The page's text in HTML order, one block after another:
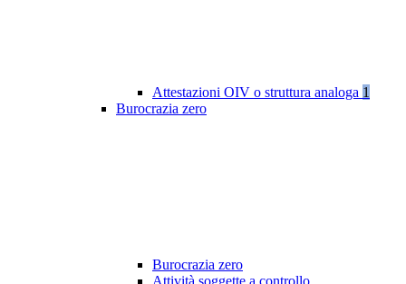
Attestazioni OIV o struttura analoga 1
Burocrazia zero
Burocrazia zero